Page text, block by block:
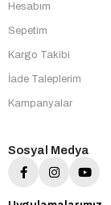
Hesabım
Sepetim
Kargo Takibi
İade Taleplerim
Kampanyalar
Sosyal Medya